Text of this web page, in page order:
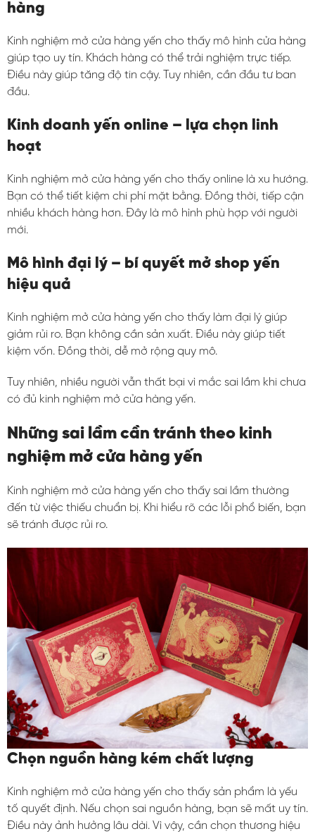
hàng
Kinh nghiệm mở cửa hàng yến cho thấy mô hình cửa hàng
giúp tạo uy tín. Khách hàng có thể trải nghiệm trực tiếp.
Điều này giúp tăng độ tin cậy. Tuy nhiên, cần đầu tư ban
đầu.
Kinh doanh yến online – lựa chọn linh
hoạt
Kinh nghiệm mở cửa hàng yến cho thấy online là xu hướng.
Bạn có thể tiết kiệm chi phí mặt bằng. Đồng thời, tiếp cận
nhiều khách hàng hơn. Đây là mô hình phù hợp với người
mới.
Mô hình đại lý – bí quyết mở shop yến
hiệu quả
Kinh nghiệm mở cửa hàng yến cho thấy làm đại lý giúp
giảm rủi ro. Bạn không cần sản xuất. Điều này giúp tiết
kiệm vốn. Đồng thời, dễ mở rộng quy mô.
Tuy nhiên, nhiều người vẫn thất bại vì mắc sai lầm khi chưa
có đủ kinh nghiệm mở cửa hàng yến.
Những sai lầm cần tránh theo kinh
nghiệm mở cửa hàng yến
Kinh nghiệm mở cửa hàng yến cho thấy sai lầm thường
đến từ việc thiếu chuẩn bị. Khi hiểu rõ các lỗi phổ biến, bạn
sẽ tránh được rủi ro.
Chọn nguồn hàng kém chất lượng
Kinh nghiệm mở cửa hàng yến cho thấy sản phẩm là yếu
tố quyết định. Nếu chọn sai nguồn hàng, bạn sẽ mất uy tín.
Điều này ảnh hưởng lâu dài. Vì vậy, cần chọn thương hiệu